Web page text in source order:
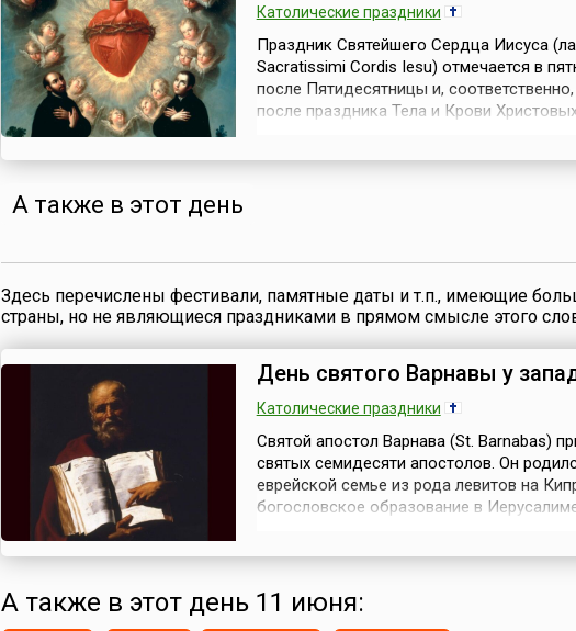
Католические праздники
Праздник Святейшего Сердца Иисуса
Sacratissimi Cordis Iesu) отмечается в
после Пятидесятницы и,
после праздника Тела и Крови
А также в этот день
Здесь перечислены фестивали, памятные даты и т.п., имеющие
страны, но не являющиеся праздниками в прямом смысле этого
День святого Варнавы у
Католические праздники
Святой апостол Варнава (St. Barnabas)
святых семидесяти апостолов. Он
еврейской семье из рода левитов на
богословское образование в
получил за свою доброту и милосердие. ...
А также в этот день 11 июня: